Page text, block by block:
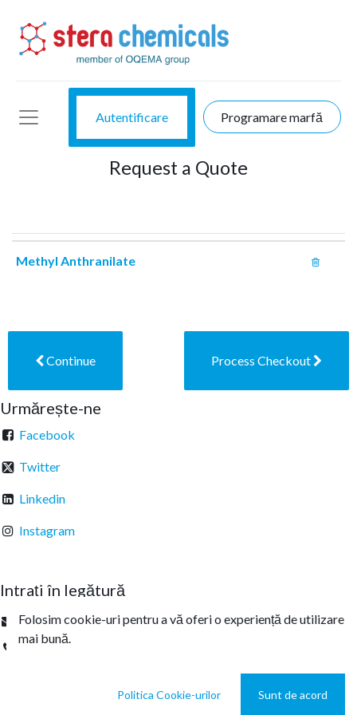
Autentificare Programare marfă
Request a Quote
Methyl Anthranilate
Continue Process Checkout
Urmărește-ne
Facebook
Twitter
Linkedin
Instagram
Intrați în legătură
office@sterachemicals.ro
+40 21 457 03 22
Folosim cookie-uri pentru a vă oferi o experiență de utilizare
mai bună.
Politica Cookie-urilor Sunt de acord